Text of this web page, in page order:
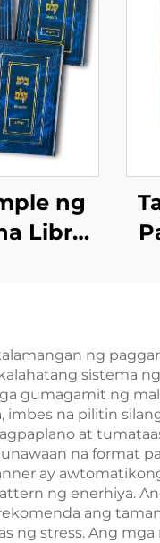
ng
Libro
na
ng
sistema
gumagamit ng
imbes na pilitin
at
na format
ay
ng enerhiya.
ang
ng stress. Ang